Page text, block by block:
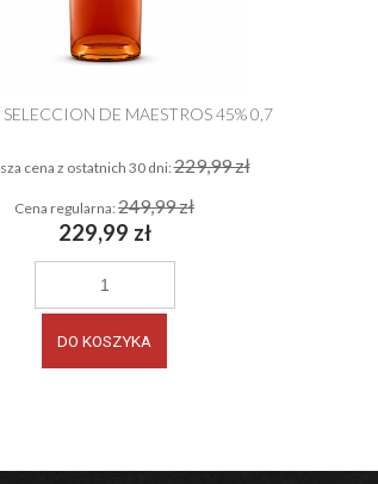
SELECCION DE MAESTROS 45% 0,7
229,99 zł
Cena regularna: 249,99 zł
cena z ostatnich 30 dni:229,99 zł
DO KOSZYKA